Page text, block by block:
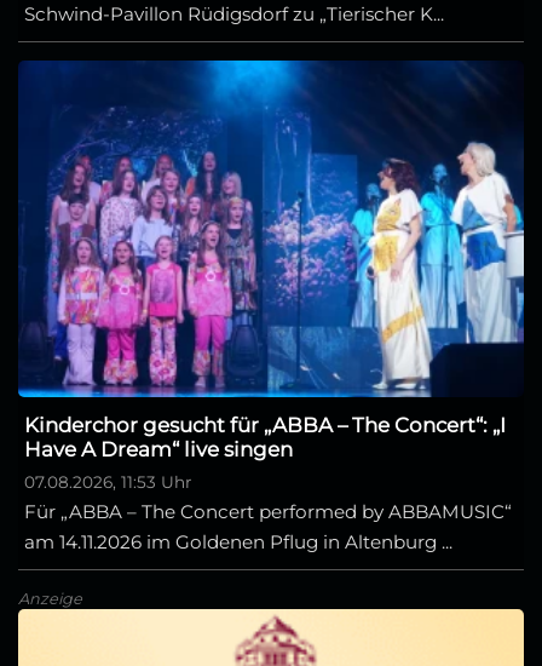
Schwind-Pavillon Rüdigsdorf zu „Tierischer K...
Kinderchor gesucht für „ABBA – The Concert“: „I
Have A Dream“ live singen
07.08.2026, 11:53 Uhr
Für „ABBA – The Concert performed by ABBAMUSIC“
am 14.11.2026 im Goldenen Pflug in Altenburg ...
Anzeige